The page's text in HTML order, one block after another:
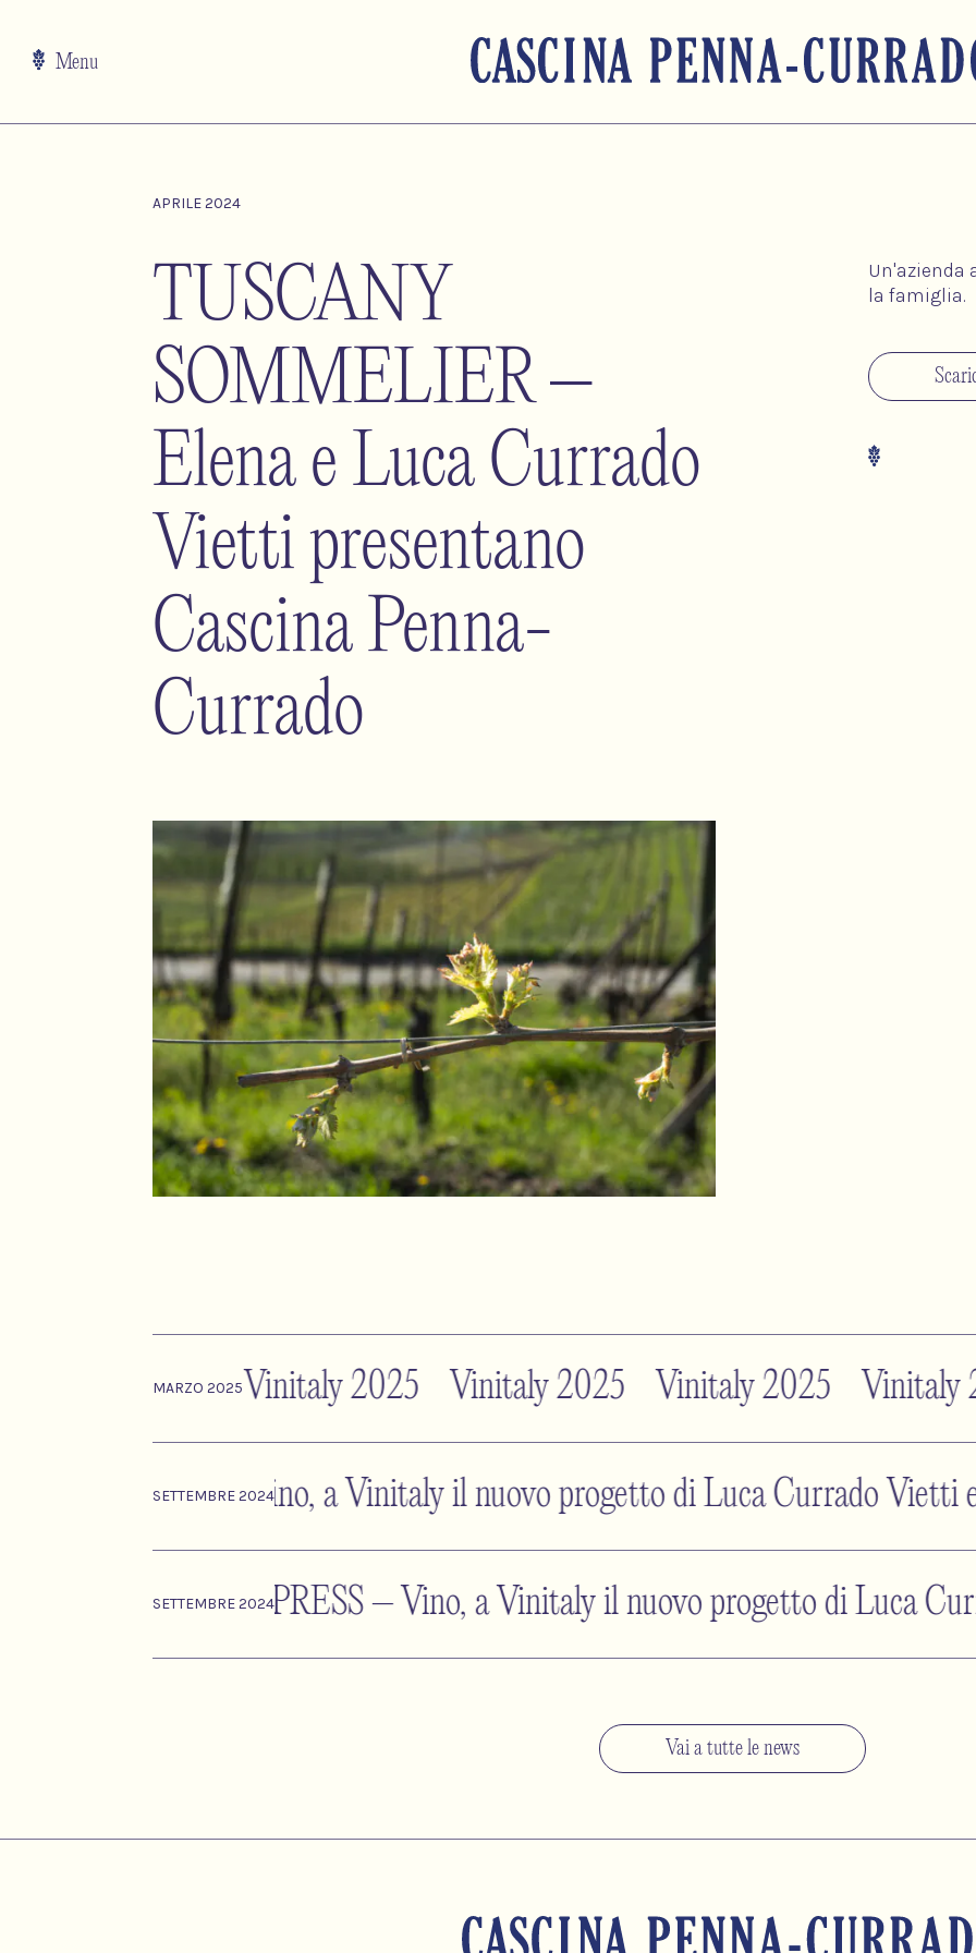
Menu
APRILE 2024
TUSCANY
SOMMELIER –
Elena e Luca Currado
Vietti presentano
Cascina Penna-
Currado
Un'azienda
la famiglia.
MARZO 2025Vinitaly 2025 Vinitaly 2025 Vinitaly 2025 Vinitaly
SETTEMBRE 2024
CITTADI – Vino, a Vinitaly il nuovo progetto di Luca Currado Vietti
SETTEMBRE 2024
CAMPANIA PRESS – Vino, a Vinitaly il nuovo progetto di Luca
Vai a tutte le news